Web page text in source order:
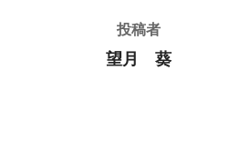
投稿者
望月 葵